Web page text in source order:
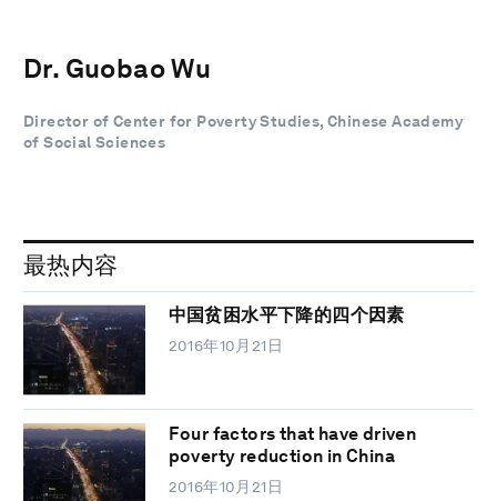
Dr. Guobao Wu
Director of Center for Poverty Studies, Chinese Academy
of Social Sciences
最热内容
中国贫困水平下降的四个因素
2016年10月21日
Four factors that have driven
poverty reduction in China
2016年10月21日